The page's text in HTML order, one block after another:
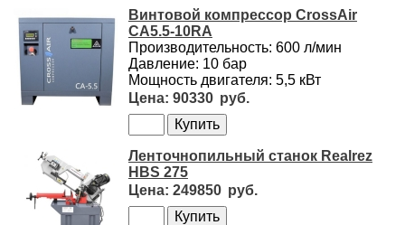
Винтовой компрессор CrossAir
CA5.5-10RA
Производительность: 600 л/мин
Давление: 10 бар
Мощность двигателя: 5,5 кВт
90330
Ленточнопильный станок Realrez
HBS 275
249850